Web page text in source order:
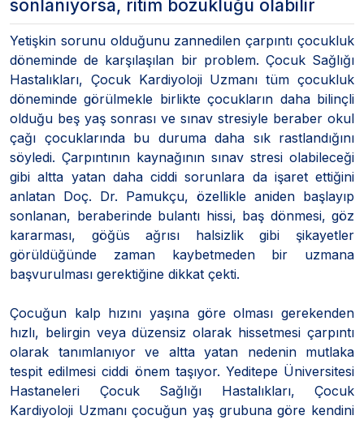
sonlanıyorsa, ritim bozukluğu olabilir
Yetişkin sorunu olduğunu zannedilen çarpıntı çocukluk
döneminde de karşılaşılan bir problem. Çocuk Sağlığı
Hastalıkları, Çocuk Kardiyoloji Uzmanı tüm çocukluk
döneminde görülmekle birlikte çocukların daha bilinçli
olduğu beş yaş sonrası ve sınav stresiyle beraber okul
çağı çocuklarında bu duruma daha sık rastlandığını
söyledi. Çarpıntının kaynağının sınav stresi olabileceği
gibi altta yatan daha ciddi sorunlara da işaret ettiğini
anlatan Doç. Dr. Pamukçu, özellikle aniden başlayıp
sonlanan, beraberinde bulantı hissi, baş dönmesi, göz
kararması, göğüs ağrısı halsizlik gibi şikayetler
görüldüğünde zaman kaybetmeden bir uzmana
başvurulması gerektiğine dikkat çekti.
Çocuğun kalp hızını yaşına göre olması gerekenden
hızlı, belirgin veya düzensiz olarak hissetmesi çarpıntı
olarak tanımlanıyor ve altta yatan nedenin mutlaka
tespit edilmesi ciddi önem taşıyor. Yeditepe Üniversitesi
Hastaneleri Çocuk Sağlığı Hastalıkları, Çocuk
Kardiyoloji Uzmanı çocuğun yaş grubuna göre kendini